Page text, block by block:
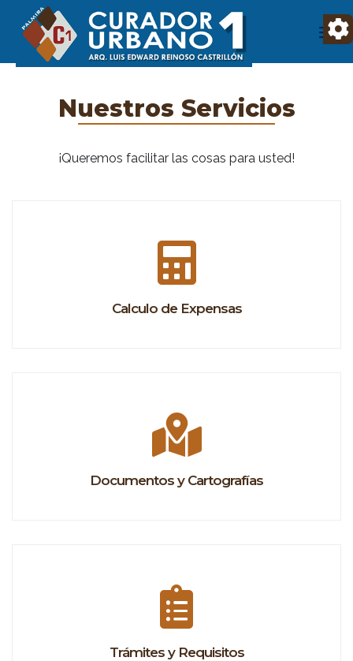
Nuestros Servicios
¡Queremos facilitar las cosas para usted!
Calculo de Expensas
Documentos y Cartografías
Trámites y Requisitos